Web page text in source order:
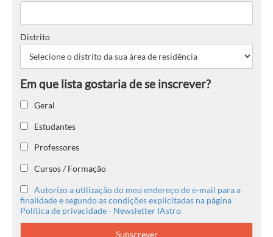
Distrito
Geral
Estudantes
Professores
Cursos / Formação
Autorizo a utilização do meu endereço de e-mail para a
finalidade e segundo as condições explicitadas na página
Política de privacidade - Newsletter IAstro